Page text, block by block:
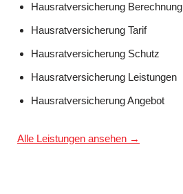
Hausratversicherung Berechnung
Hausratversicherung Tarif
Hausratversicherung Schutz
Hausratversicherung Leistungen
Hausratversicherung Angebot
Alle Leistungen ansehen →